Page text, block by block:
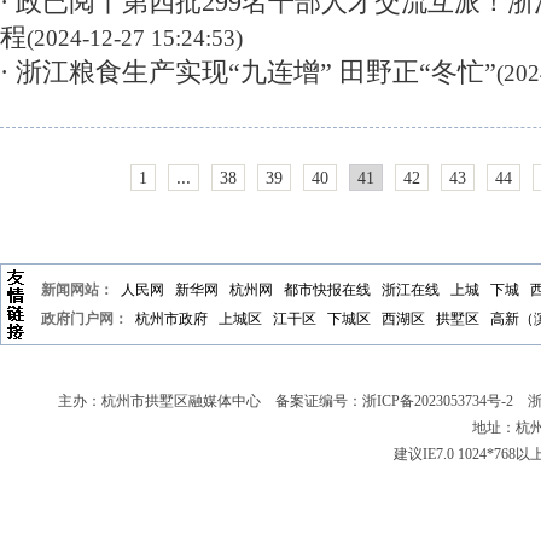
程(2024-12-27 15:24:53)
· 浙江粮食生产实现“九连增” 田野正“冬忙”
1 ... 38 39 40 41 42 43 44
新闻网站： 人民网 新华网 杭州网 都市快报在线 浙江在线 上城 下城
政府门户网：
杭州市政府 上城区 江干区 下城区 西湖区 拱墅区 高新（
主办：杭州市拱墅区融媒体中心 备案证编号： 浙ICP备2023053734号-2 浙
地址：杭
建议IE7.0 1024*768